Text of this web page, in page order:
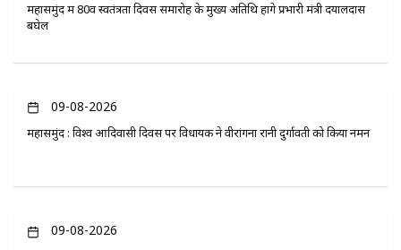
महासमुंद में 80वें स्वतंत्रता दिवस समारोह के मुख्य अतिथि होंगे प्रभारी मंत्री दयालदास
बघेल
09-08-2026
महासमुंद : विश्व आदिवासी दिवस पर विधायक ने वीरांगना रानी दुर्गावती को किया नमन
09-08-2026